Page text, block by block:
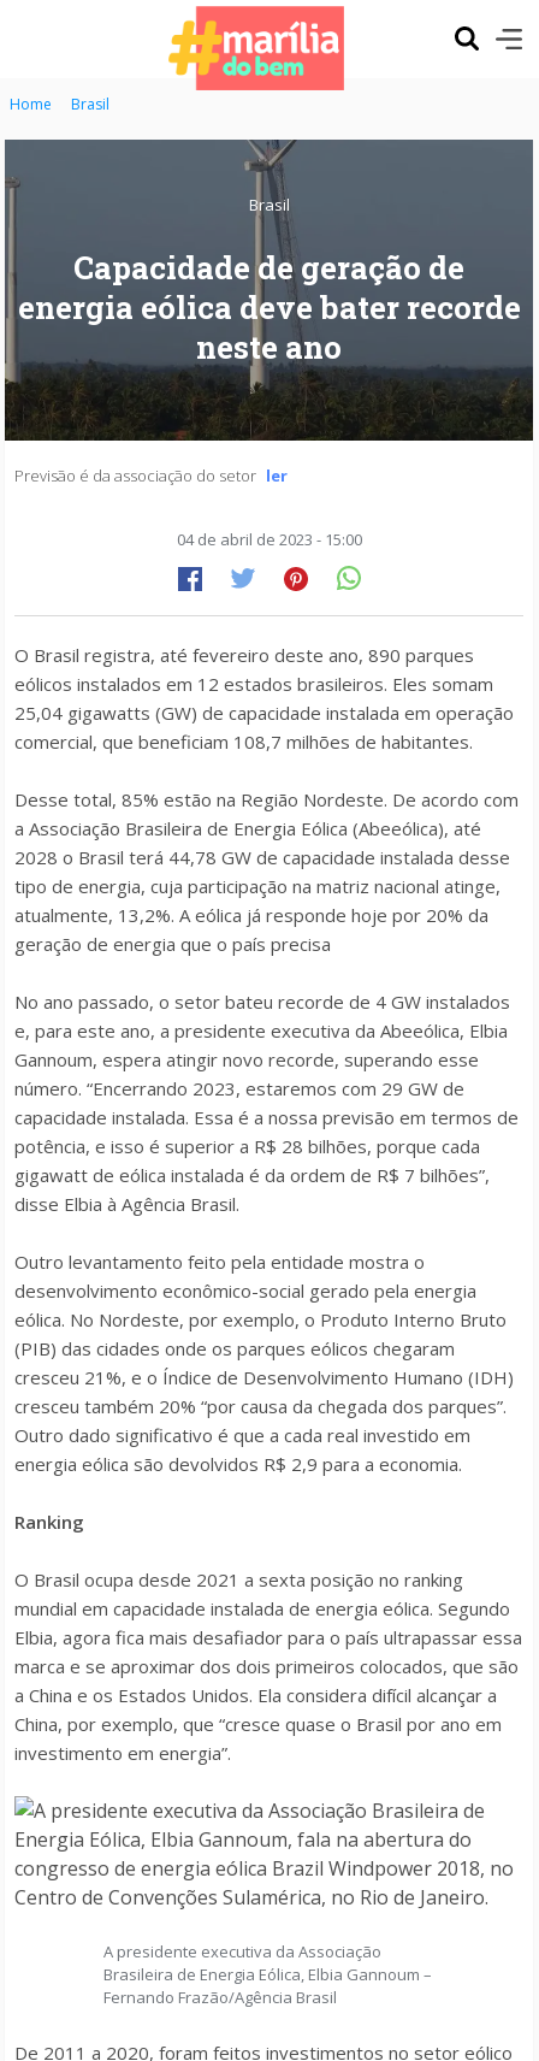
Home Brasil
Brasil
Capacidade de geração de
energia eólica deve bater recorde
neste ano
Previsão é da associação do setor ler
04 de abril de 2023 - 15:00
O Brasil registra, até fevereiro deste ano, 890 parques
eólicos instalados em 12 estados brasileiros. Eles somam
25,04 gigawatts (GW) de capacidade instalada em operação
comercial, que beneficiam 108,7 milhões de habitantes.
Desse total, 85% estão na Região Nordeste. De acordo com
a Associação Brasileira de Energia Eólica (Abeeólica), até
2028 o Brasil terá 44,78 GW de capacidade instalada desse
tipo de energia, cuja participação na matriz nacional atinge,
atualmente, 13,2%. A eólica já responde hoje por 20% da
geração de energia que o país precisa
No ano passado, o setor bateu recorde de 4 GW instalados
e, para este ano, a presidente executiva da Abeeólica, Elbia
Gannoum, espera atingir novo recorde, superando esse
número. “Encerrando 2023, estaremos com 29 GW de
capacidade instalada. Essa é a nossa previsão em termos de
potência, e isso é superior a R$ 28 bilhões, porque cada
gigawatt de eólica instalada é da ordem de R$ 7 bilhões”,
disse Elbia à Agência Brasil.
Outro levantamento feito pela entidade mostra o
desenvolvimento econômico-social gerado pela energia
eólica. No Nordeste, por exemplo, o Produto Interno Bruto
(PIB) das cidades onde os parques eólicos chegaram
cresceu 21%, e o Índice de Desenvolvimento Humano (IDH)
cresceu também 20% “por causa da chegada dos parques”.
Outro dado significativo é que a cada real investido em
energia eólica são devolvidos R$ 2,9 para a economia.
Ranking
O Brasil ocupa desde 2021 a sexta posição no ranking
mundial em capacidade instalada de energia eólica. Segundo
Elbia, agora fica mais desafiador para o país ultrapassar essa
marca e se aproximar dos dois primeiros colocados, que são
a China e os Estados Unidos. Ela considera difícil alcançar a
China, por exemplo, que “cresce quase o Brasil por ano em
investimento em energia”.
A presidente executiva da Associação
Brasileira de Energia Eólica, Elbia Gannoum –
Fernando Frazão/Agência Brasil
De 2011 a 2020, foram feitos investimentos no setor eólico